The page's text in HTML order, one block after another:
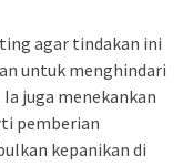
agar tindakan ini
untuk menghindari
juga menekankan
pemberian
kepanikan di